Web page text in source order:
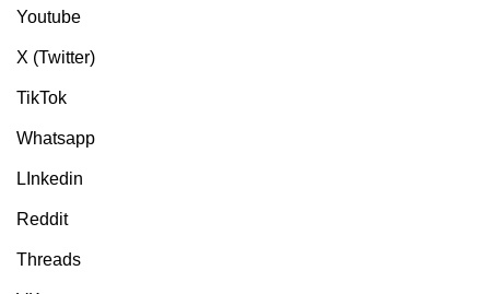
Youtube
X (Twitter)
TikTok
Whatsapp
LInkedin
Reddit
Threads